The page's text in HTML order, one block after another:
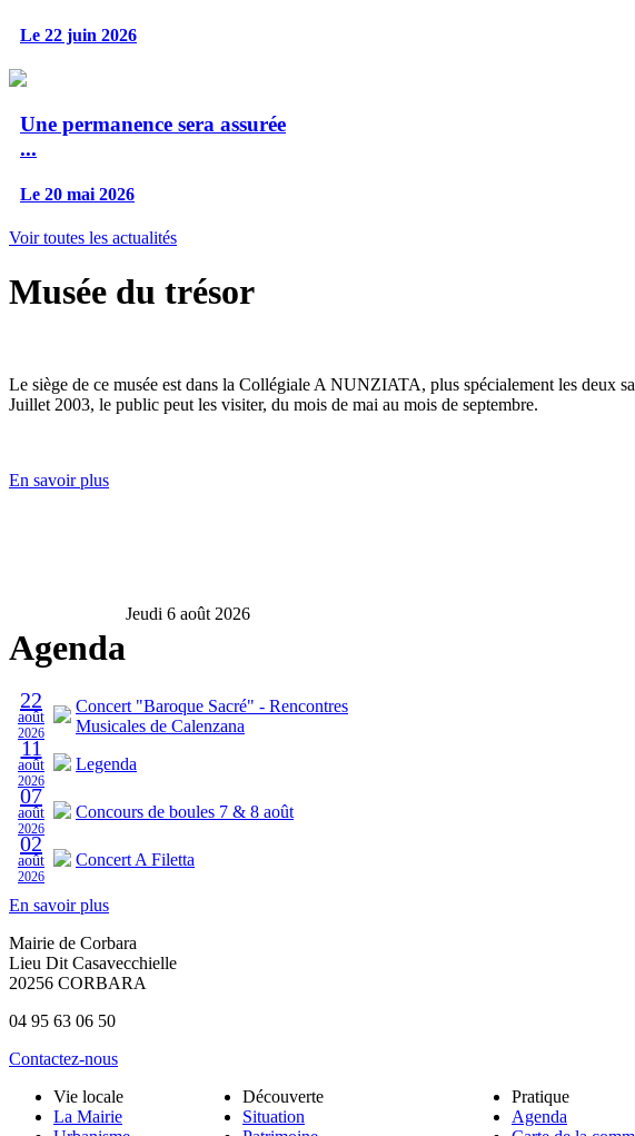
Le 22 juin 2026
Une permanence sera assurée
...
Le 20 mai 2026
Voir toutes les actualités
Musée du trésor
Le siège de ce musée est dans la Collégiale A NUNZIATA, plus spécialement les deux
Juillet 2003, le public peut les visiter, du mois de mai au mois de septembre.
En savoir plus
Agenda
Jeudi 6 août 2026
22
août
2026
Concert "Baroque Sacré" - Rencontres
Musicales de Calenzana
11
août
2026
Legenda
07
août
2026
Concours de boules 7 & 8 août
02
août
2026
Concert A Filetta
En savoir plus
Mairie de Corbara
Lieu Dit Casavecchielle
20256 CORBARA
04 95 63 06 50
Contactez-nous
Vie locale
La Mairie
Découverte
Situation
Pratique
Agenda